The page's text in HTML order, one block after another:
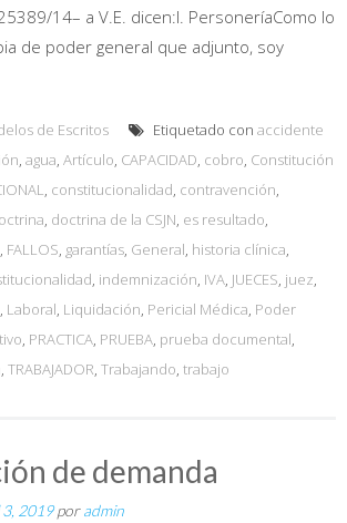
14– a V.E. dicen:I. PersoneríaComo lo
de poder general que adjunto, soy
de Escritos Etiquetado con accidente
, agua, Artículo, CAPACIDAD, cobro, Constitución
, constitucionalidad, contravención,
, doctrina de la CSJN, es resultado,
, FALLOS, garantías, General, historia clínica,
, indemnización, IVA, JUECES, juez,
, Laboral, Liquidación, Pericial Médica, Poder
, PRACTICA, PRUEBA, prueba documental,
, TRABAJADOR, Trabajando, trabajo
de demanda
2019poradmin